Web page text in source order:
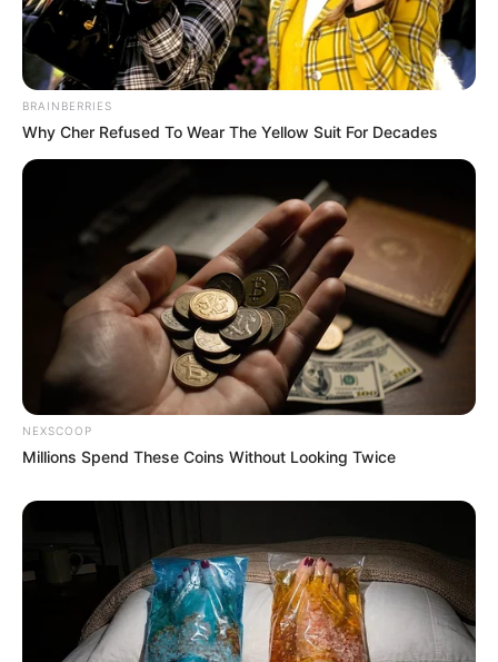
BRAINBERRIES
Why Cher Refused To Wear The Yellow Suit For Decades
NEXSCOOP
Millions Spend These Coins Without Looking Twice